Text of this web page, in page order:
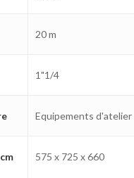
20 m
1"1/4
Equipements d'atelier
575 x 725 x 660